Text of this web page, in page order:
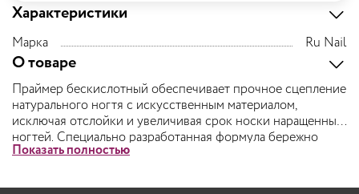
Характеристики
Марка Ru Nail
О товаре
Праймер бескислотный обеспечивает прочное сцепление
натурального ногтя с искусственным материалом,
исключая отслойки и увеличивая срок носки наращенных
ногтей. Специально разработанная формула бережно
относится к ногтевой пластине.
Показать полностью